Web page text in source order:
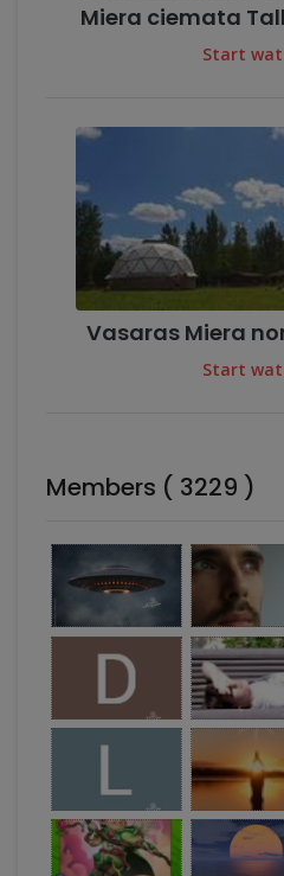
Miera ciemata
Start
Vasaras Miera
Start
Members ( 3229 )